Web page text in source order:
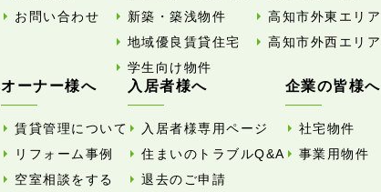
お問い合わせ
新築・築浅物件
地域優良賃貸住宅
学生向け物件
高知市外東エリア
高知市外西エリア
オーナー様へ
賃貸管理について
リフォーム事例
空室相談をする
入居者様へ
入居者様専用ページ
住まいのトラブルQ&A
退去のご申請
企業の皆様へ
社宅物件
事業用物件